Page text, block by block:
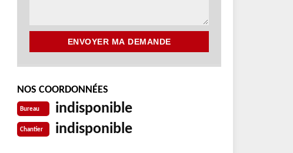
NOS COORDONNÉES
Bureau indisponible
Chantier indisponible